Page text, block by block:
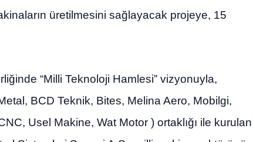
üretilmesini sağlayacak projeye, 15
“Milli Teknoloji Hamlesi” vizyonuyla,
BCD Teknik, Bites, Melina Aero, Mobilgi,
Usel Makine, Wat Motor ) ortaklığı ile kurulan